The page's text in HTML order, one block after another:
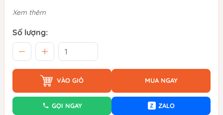
Xem thêm
Số lượng:
VÀO GIỎ MUA NGAY
GỌI NGAY Z ZALO